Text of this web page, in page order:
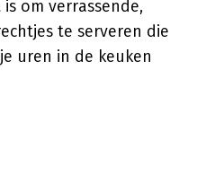
om verrassende,
te serveren die
uren in de keuken